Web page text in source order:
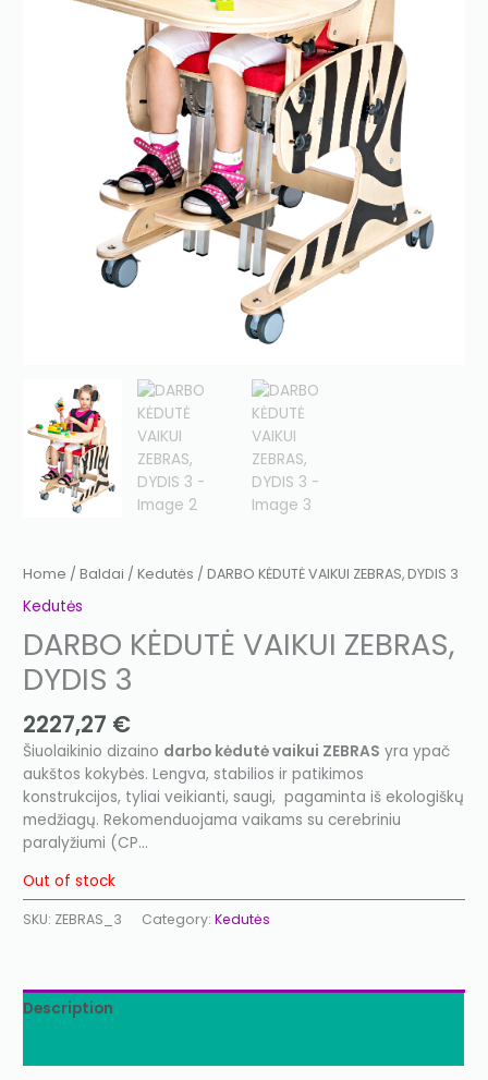
Home /Baldai /Kedutės / DARBO KĖDUTĖ VAIKUI ZEBRAS, DYDIS 3
Kedutės
DARBO KĖDUTĖ VAIKUI ZEBRAS,
DYDIS 3
2227,27 €
Šiuolaikinio dizaino darbo kėdutė vaikui ZEBRAS yra ypač
aukštos kokybės. Lengva, stabilios ir patikimos
konstrukcijos, tyliai veikianti, saugi, pagaminta iš ekologiškų
medžiagų. Rekomenduojama vaikams su cerebriniu
paralyžiumi (CP…
Out of stock
SKU: ZEBRAS_3 Category:Kedutės
Description